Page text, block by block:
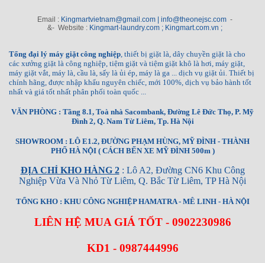
Email : Kingmartvietnam@gmail.com | info@theonejsc.com -
&- Website : Kingmart-laundry.com ; Kingmart.com.vn ;
Tổng đại lý máy giặt công nghiệp , thiết bị giặt là, dây chuyền giặt là cho
các xưởng giặt là công nghiệp, tiệm giặt và tiệm giặt khô là hơi, máy giặt,
máy giặt vắt, máy là, cầu là, sấy là ủi ép, máy là ga ... dịch vụ giặt ủi. Thiết bị
chính hãng, được nhập khẩu nguyên chiếc, mới 100%, dịch vụ bảo hành tốt
nhất và giá tốt nhất phân phối toàn quốc ...
VĂN PHÒNG : Tầng 8.1, Toà nhà Sacombank, Đường Lê Đức Thọ, P. Mỹ
Đình 2, Q. Nam Từ Liêm, Tp. Hà Nội
SHOWROOM : LÔ E1.2, ĐƯỜNG PHẠM HÙNG, MỸ ĐÌNH - THÀNH
PHỐ HÀ NỘI ( CÁCH BẾN XE MỸ ĐÌNH 500m )
ĐỊA CHỈ KHO HÀNG 2: Lô A2, Đường CN6 Khu Công
Nghiệp Vừa Và Nhỏ Từ Liêm, Q. Bắc Từ Liêm, TP Hà Nội
TỔNG KHO : KHU CÔNG NGHIỆP HAMATRA - MÊ LINH - HÀ NỘI
LIÊN HỆ MUA GIÁ TỐT - 0902230986
KD1 - 0987444996